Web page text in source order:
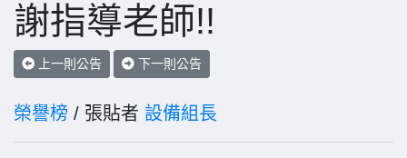
謝指導老師!!
上一則公告 下一則公告
榮譽榜 / 張貼者 設備組長